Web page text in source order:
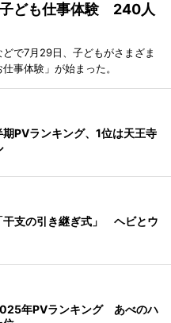
子ども仕事体験 240人
で7月29日、子どもがさまざま
事体験」が始まった。
PVランキング、1位は天王寺
干支の引き継ぎ式」 ヘビとウ
年PVランキング あべのハ